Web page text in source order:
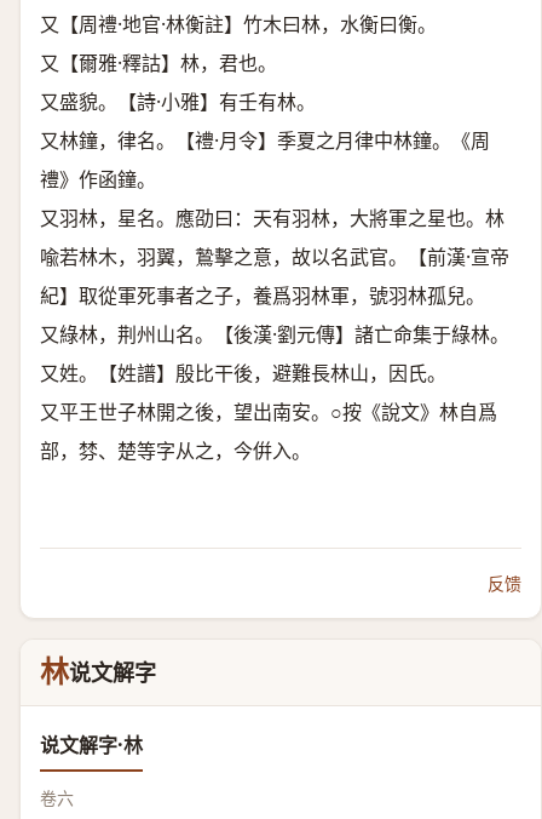
又【周禮·地官·林衡註】竹木曰林，水衡曰衡。
又【爾雅·釋詁】林，君也。
又盛貌。【詩·小雅】有壬有林。
又林鐘，律名。【禮·月令】季夏之月律中林鐘。《周
禮》作函鐘。
又羽林，星名。應劭曰：天有羽林，大將軍之星也。林
喩若林木，羽翼，鷙擊之意，故以名武官。【前漢·宣帝
紀】取從軍死事者之子，養爲羽林軍，號羽林孤兒。
又綠林，荆州山名。【後漢·劉元傳】諸亡命集于綠林。
又姓。【姓譜】殷比干後，避難長林山，因氏。
又平王世子林開之後，望出南安。○按《說文》林自爲
部，棼、楚等字从之，今倂入。
反馈
林说文解字
说文解字·林
卷六